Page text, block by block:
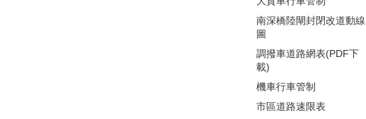
南深橋陸閘封閉改道動線
圖
調撥車道路網表(PDF下
載)
機車行車管制
市區道路速限表